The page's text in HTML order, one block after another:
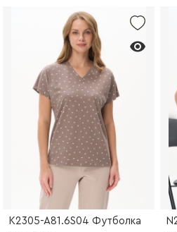
K2305-A81.6S04 Футболка